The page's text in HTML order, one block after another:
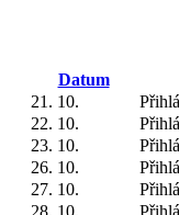
Datum
21. 10.
22. 10.
23. 10.
26. 10.
27. 10.
28. 10.